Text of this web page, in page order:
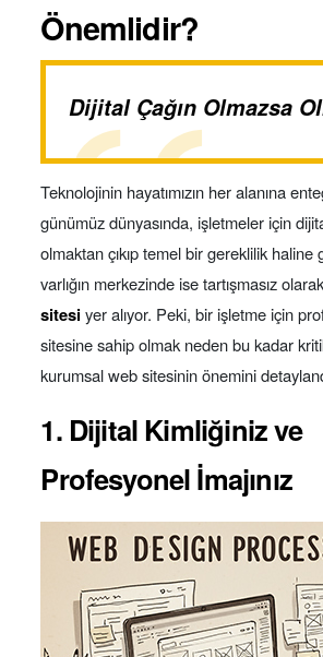
Önemlidir?
Dijital Çağın Olmazsa
Teknolojinin hayatımızın her alanına
günümüz dünyasında, işletmeler için
olmaktan çıkıp temel bir gereklilik haline
varlığın merkezinde ise tartışmasız
sitesi yer alıyor. Peki, bir işletme için
sitesine sahip olmak neden bu kadar
kurumsal web sitesinin önemini
1. Dijital Kimliğiniz ve
Profesyonel İmajınız